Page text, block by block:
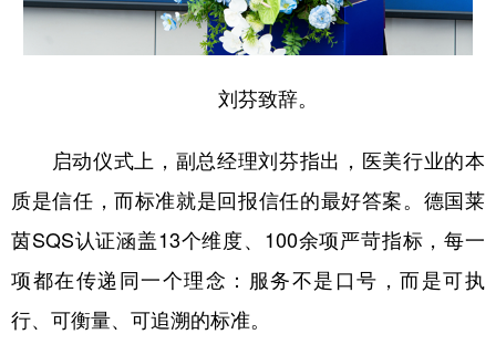
刘芬致辞。
启动仪式上，副总经理刘芬指出，医美行业的本
质是信任，而标准就是回报信任的最好答案。德国莱
茵SQS认证涵盖13个维度、100余项严苛指标，每一
项都在传递同一个理念：服务不是口号，而是可执
行、可衡量、可追溯的标准。